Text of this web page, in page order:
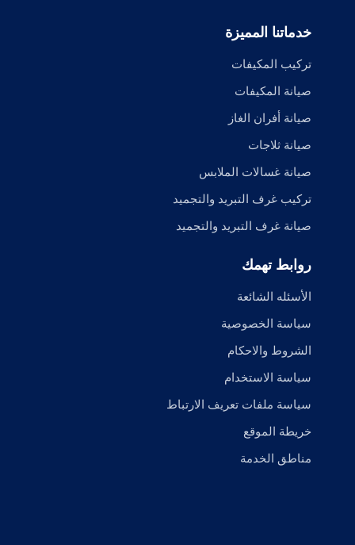
خدماتنا المميزة
تركيب المكيفات
صيانة المكيفات
صيانة أفران الغاز
صيانة ثلاجات
صيانة غسالات الملابس
تركيب غرف التبريد والتجميد
صيانة غرف التبريد والتجميد
روابط تهمك
الأسئله الشائعة
سياسة الخصوصية
الشروط والاحكام
سياسة الاستخدام
سياسة ملفات تعريف الارتباط
خريطة الموقع
مناطق الخدمة